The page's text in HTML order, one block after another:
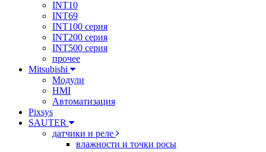
INT10
INT69
INT100 серия
INT200 серия
INT500 серия
прочее
Mitsubishi
Модули
HMI
Автоматизация
Pixsys
SAUTER
датчики и реле
влажности и точки росы